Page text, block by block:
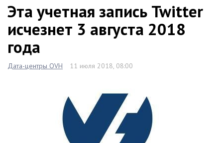
Эта учетная запись Twitter
исчезнет 3 августа 2018
года
Дата-центры OVH 11 июля 2018, 08:00